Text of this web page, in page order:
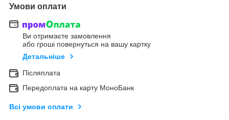
Умови оплати
Ви отримаєте замовлення
або гроші повернуться на вашу картку
Детальніше
Післяплата
Передоплата на карту МоноБанк
Всі умови оплати